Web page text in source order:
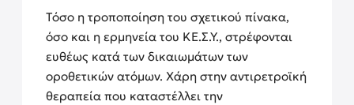
Τόσο η τροποποίηση του σχετικού πίνακα,
όσο και η ερμηνεία του ΚΕ.Σ.Υ., στρέφονται
ευθέως κατά των δικαιωμάτων των
οροθετικών ατόμων. Χάρη στην αντιρετροϊκή
θεραπεία που καταστέλλει την